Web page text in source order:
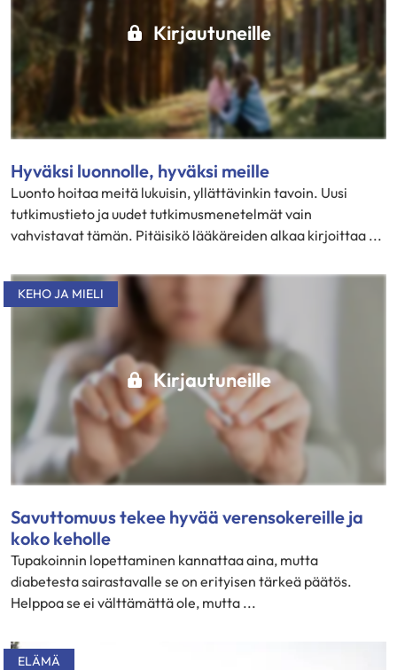
Kirjautuneille
Hyväksi luonnolle, hyväksi meille
Luonto hoitaa meitä lukuisin, yllättävinkin tavoin. Uusi
tutkimustieto ja uudet tutkimusmenetelmät vain
vahvistavat tämän. Pitäisikö lääkäreiden alkaa kirjoittaa ...
Kirjautuneille
KEHO JA MIELI
Savuttomuus tekee hyvää verensokereille ja
koko keholle
Tupakoinnin lopettaminen kannattaa aina, mutta
diabetesta sairastavalle se on erityisen tärkeä päätös.
Helppoa se ei välttämättä ole, mutta ...
ELÄMÄ